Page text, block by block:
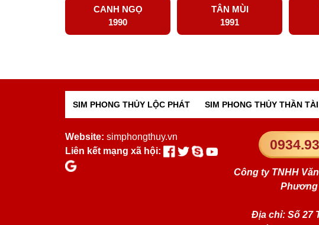
CANH NGỌ
1990
TÂN MÙI
1991
SIM PHONG THỦY LỘC PHÁT SIM PHONG THỦY THẦN TÀI
Website: simphongthuy.vn
Liên kết mạng xã hội:
Công ty TNHH
Địa chỉ: Số 27